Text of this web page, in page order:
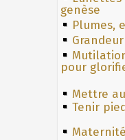
genèse
Plumes,
pour
Mettre
Tenir